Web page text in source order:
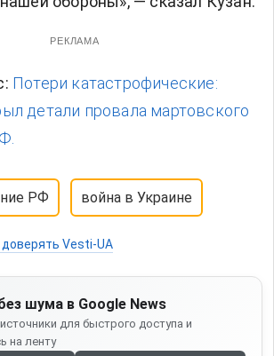
РЕКЛАМА
Потери катастрофические:
детали провала мартовского
РФ война в Украине
Vesti-UA
шума в Google News
для быстрого доступа и
на ленту